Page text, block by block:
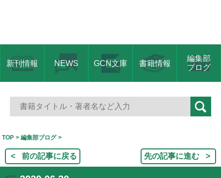
新刊情報 NEWS GCN文庫 書籍情報
編集部
ブログ
TOP 編集部ブログ
前の記事に戻る 先の記事に進む